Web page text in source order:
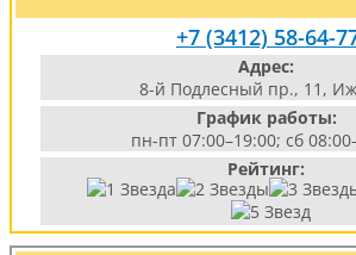
+7 (3412) 58-64-
Адрес:
8-й Подлесный пр., 11,
График работы:
пн-пт 07:00–19:00; сб
Рейтинг: